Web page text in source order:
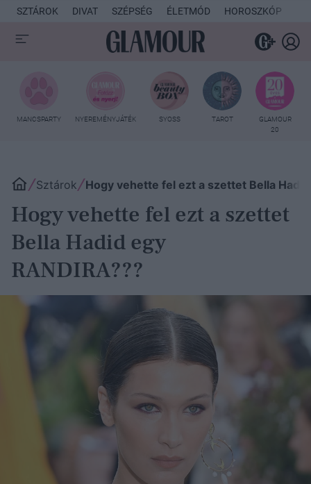
SZTÁROK DIVAT SZÉPSÉG ÉLETMÓD HOROSZKÓP
MANCSPARTY NYEREMÉNYJÁTÉK SYOSS TAROT
GLAMOUR
20
Sztárok Hogy vehette fel ezt a szettet Bella Hadid
Hogy vehette fel ezt a szettet
Bella Hadid egy
RANDIRA???